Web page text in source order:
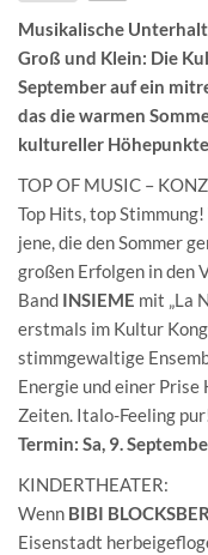
Musikalische
Groß und Klein: Die
September auf ein
das die warmen
kultureller
TOP OF MUSIC –
Top Hits, top
jene, die den Sommer
großen Erfolgen in den
Band INSIEME mit „La
erstmals im Kultur
stimmgewaltige
Energie und einer
Zeiten. Italo-Feeling
Termin: Sa, 9.
KINDERTHEATER:
Wenn BIBI
Eisenstadt